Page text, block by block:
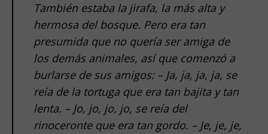
También estaba la jirafa, la más alta y
hermosa del bosque. Pero era tan
presumida que no quería ser amiga de
los demás animales, así que comenzó a
burlarse de sus amigos: – Ja, ja, ja, ja, se
reía de la tortuga que era tan bajita y tan
lenta. – Jo, jo, jo, jo, se reía del
rinoceronte que era tan gordo. – Je, je, je,